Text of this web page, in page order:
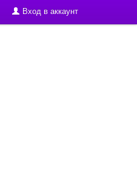
Вход в аккаунт